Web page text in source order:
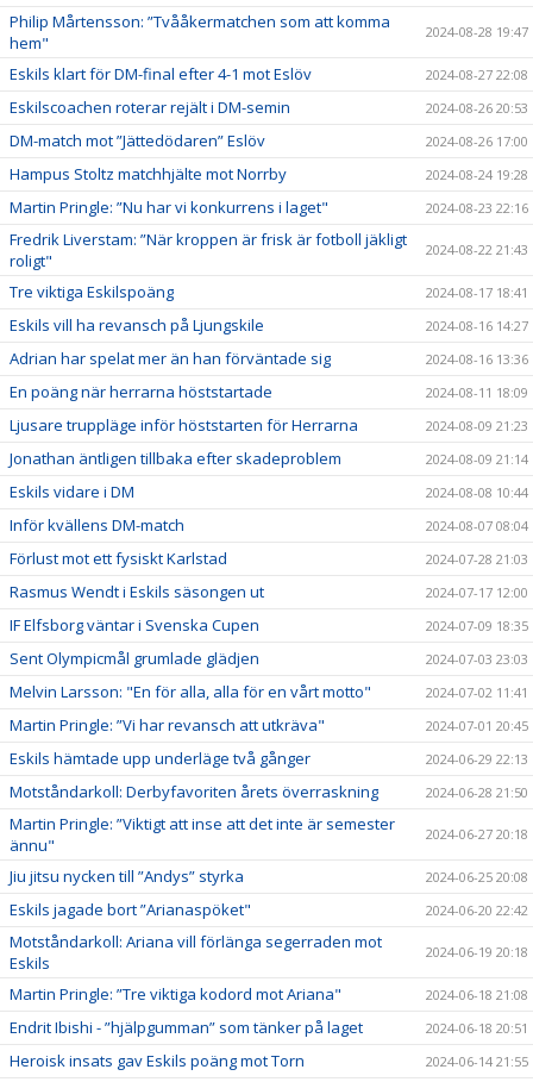
Philip Mårtensson: ”Tvååkermatchen som att komma
hem"
2024-08-28 19:47
Eskils klart för DM-final efter 4-1 mot Eslöv 2024-08-27 22:08
Eskilscoachen roterar rejält i DM-semin 2024-08-26 20:53
DM-match mot ”Jättedödaren” Eslöv 2024-08-26 17:00
Hampus Stoltz matchhjälte mot Norrby 2024-08-24 19:28
Martin Pringle: ”Nu har vi konkurrens i laget" 2024-08-23 22:16
Fredrik Liverstam: ”När kroppen är frisk är fotboll jäkligt
roligt"
2024-08-22 21:43
Tre viktiga Eskilspoäng 2024-08-17 18:41
Eskils vill ha revansch på Ljungskile 2024-08-16 14:27
Adrian har spelat mer än han förväntade sig 2024-08-16 13:36
En poäng när herrarna höststartade 2024-08-11 18:09
Ljusare truppläge inför höststarten för Herrarna 2024-08-09 21:23
Jonathan äntligen tillbaka efter skadeproblem 2024-08-09 21:14
Eskils vidare i DM 2024-08-08 10:44
Inför kvällens DM-match 2024-08-07 08:04
Förlust mot ett fysiskt Karlstad 2024-07-28 21:03
Rasmus Wendt i Eskils säsongen ut 2024-07-17 12:00
IF Elfsborg väntar i Svenska Cupen 2024-07-09 18:35
Sent Olympicmål grumlade glädjen 2024-07-03 23:03
Melvin Larsson: "En för alla, alla för en vårt motto" 2024-07-02 11:41
Martin Pringle: ”Vi har revansch att utkräva" 2024-07-01 20:45
Eskils hämtade upp underläge två gånger 2024-06-29 22:13
Motståndarkoll: Derbyfavoriten årets överraskning 2024-06-28 21:50
Martin Pringle: ”Viktigt att inse att det inte är semester
ännu"
2024-06-27 20:18
Jiu jitsu nycken till ”Andys” styrka 2024-06-25 20:08
Eskils jagade bort ”Arianaspöket" 2024-06-20 22:42
Motståndarkoll: Ariana vill förlänga segerraden mot
Eskils
2024-06-19 20:18
Martin Pringle: ”Tre viktiga kodord mot Ariana" 2024-06-18 21:08
Endrit Ibishi - ”hjälpgumman” som tänker på laget 2024-06-18 20:51
Heroisk insats gav Eskils poäng mot Torn 2024-06-14 21:55